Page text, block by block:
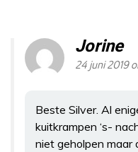
Jorine
24 juni 2019
Beste Silver. Al
kuitkrampen ‘s-
niet geholpen maar